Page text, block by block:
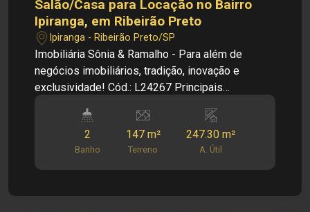
Salão/Casa para Locação no Bairro
Ipiranga, em Ribeirão Preto
Ipiranga - Ribeirão Preto/SP
Imobiliária Sônia & Ramalho - Para além de
negócios imobiliários, tradição, inovação e
exclusividade! Cód.: L24267 Principais
Ipiranga - Salão amplo - Sala - Cozinha - Copa -
03 Dormitorios - 02 Banheiros - Deposito -
de área de terreno - 247,30m² de área útil -
2
Banho
147 m²
Terreno
247.30 m²
A. Útil